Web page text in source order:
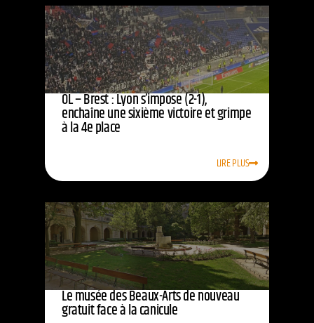
OL – Brest : Lyon s’impose (2-1),
enchaîne une sixième victoire et grimpe
à la 4e place
LIRE PLUS
Le musée des Beaux-Arts de nouveau
gratuit face à la canicule